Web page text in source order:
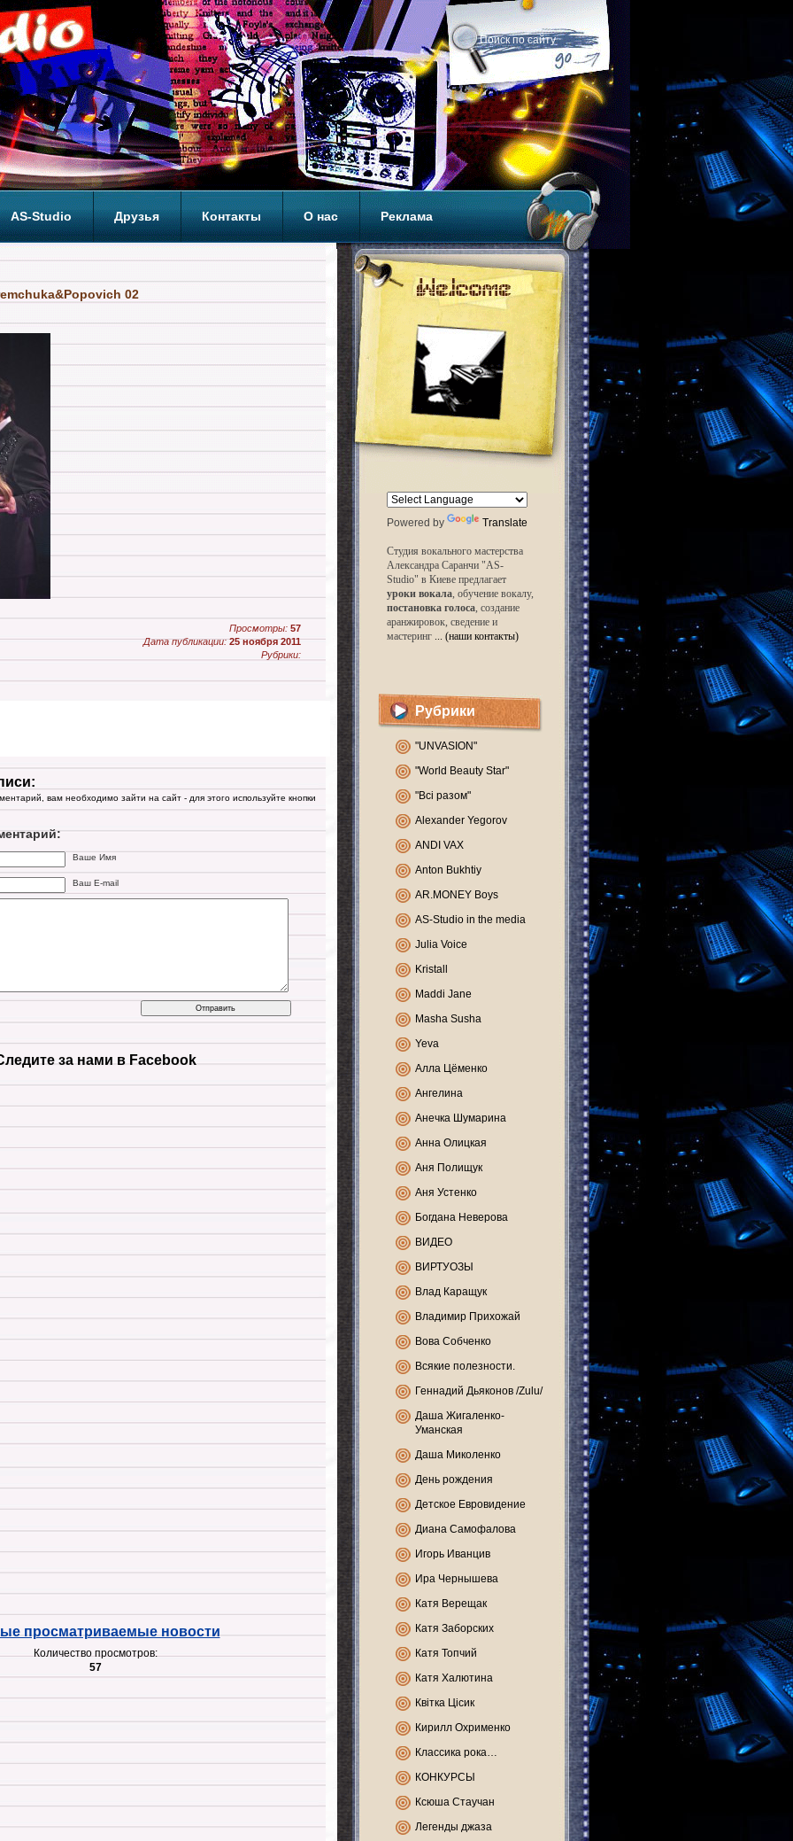
AS-Studio Друзья Контакты О нас Реклама
02
Просмотры: 57
Дата публикации: 25 ноября 2011
Рубрики:
вам необходимо зайти на сайт - для этого используйте кнопки
Ваше Имя
Ваш E-mail
за нами в Facebook
просматриваемые новости
Количество просмотров:
57
Powered by Translate
Студия вокального мастерства
Александра Саранчи "AS-
Studio" в Киеве предлагает
уроки вокала, обучение вокалу,
постановка голоса, создание
аранжировок, сведение и
мастеринг ... (наши контакты)
Рубрики
"UNVASION"
"World Beauty Star"
"Всі разом"
Alexander Yegorov
ANDI VAX
Anton Bukhtiy
AR.MONEY Boys
AS-Studio in the media
Julia Voice
Kristall
Maddi Jane
Masha Susha
Yeva
Алла Цёменко
Ангелина
Анечка Шумарина
Анна Олицкая
Аня Полищук
Аня Устенко
Богдана Неверова
ВИДЕО
ВИРТУОЗЫ
Влад Каращук
Владимир Прихожай
Вова Собченко
Всякие полезности.
Геннадий Дьяконов /Zulu/
Даша Жигаленко-
Уманская
Даша Миколенко
День рождения
Детское Евровидение
Диана Самофалова
Игорь Иванцив
Ира Чернышева
Катя Верещак
Катя Заборских
Катя Топчий
Катя Халютина
Квітка Цісик
Кирилл Охрименко
Классика рока…
КОНКУРСЫ
Ксюша Стаучан
Легенды джаза